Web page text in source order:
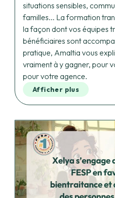
la façon dont vos équipes
bénéficiaires sont
pratique, Amaltia vous
vraiment à y gagner, pour
pour votre agence.
Afficher plus